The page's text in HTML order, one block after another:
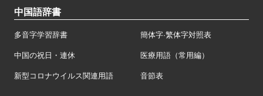
中国語辞書
多音字学習辞書 簡体字·繁体字対照表
中国の祝日・連休 医療用語（常用編）
新型コロナウイルス関連用語 音節表